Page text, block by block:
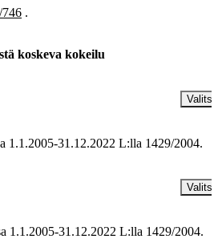
746 .
koskeva kokeilu
1.1.2005-31.12.2022 L:lla 1429/2004.
1.1.2005-31.12.2022 L:lla 1429/2004.